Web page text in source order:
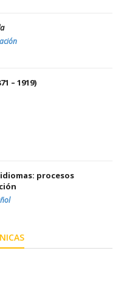
– 1919)
procesos